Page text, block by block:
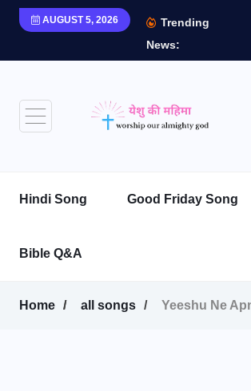
AUGUST 5, 2026
Trending
News:
Hindi Song Good Friday Song
Bible Q&A
Home all songs Yeeshu Ne